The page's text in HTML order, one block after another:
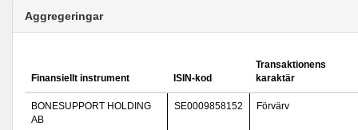
Aggregeringar
Finansiellt instrument ISIN-kod
Transaktionens
karaktär
BONESUPPORT HOLDING
AB
SE0009858152 Förvärv